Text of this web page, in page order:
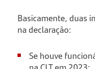
Basicamente, duas
na declaração:
Se houve